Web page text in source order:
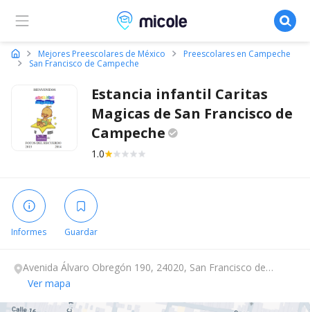
Micole, buscador de colegios
Mejores Preescolares de México
Preescolares en Campeche
San Francisco de Campeche
Estancia infantil Caritas
Magicas de San Francisco de
Campeche
1.0
Informes Guardar
Avenida Álvaro Obregón 190, 24020, San Francisco de
Campeche, Campeche.
Ver mapa